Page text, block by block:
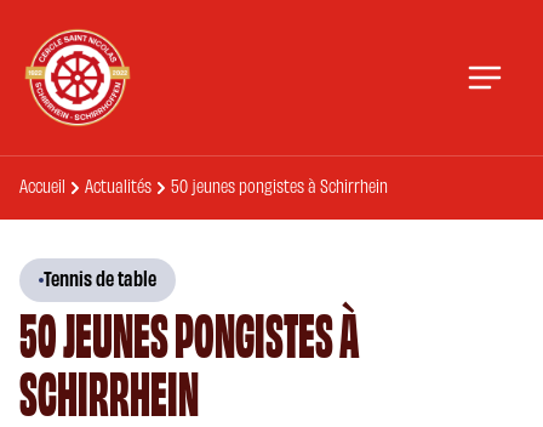
Accueil Actualités 50 jeunes pongistes à Schirrhein
Tennis de table
50 JEUNES PONGISTES À
SCHIRRHEIN